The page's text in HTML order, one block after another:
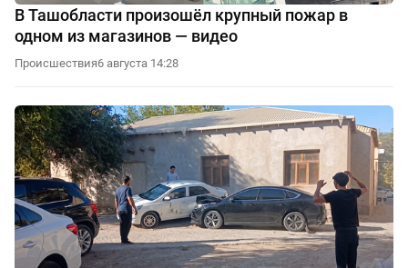
В Ташобласти произошёл крупный пожар в
одном из магазинов — видео
Происшествия6 августа 14:28